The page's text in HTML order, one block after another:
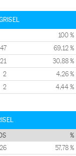
100 %
47 69,12 %
21 30,88 %
2 4,26 %
2 4,44 %
%
26 57,78 %